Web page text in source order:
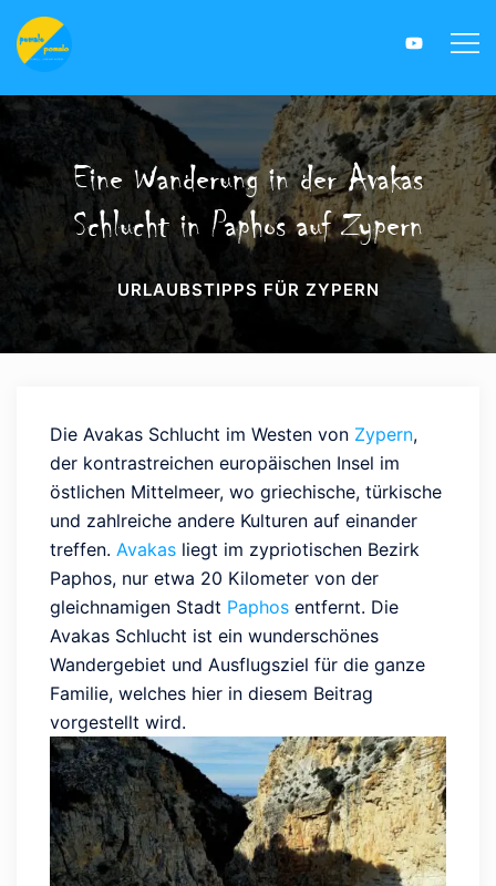
Eine Wanderung in der Avakas
Schlucht in Paphos auf Zypern
URLAUBSTIPPS FÜR ZYPERN
Die Avakas Schlucht im Westen von Zypern,
der kontrastreichen europäischen Insel im
östlichen Mittelmeer, wo griechische, türkische
und zahlreiche andere Kulturen auf einander
treffen. Avakas liegt im zypriotischen Bezirk
Paphos, nur etwa 20 Kilometer von der
gleichnamigen Stadt Paphos entfernt. Die
Avakas Schlucht ist ein wunderschönes
Wandergebiet und Ausflugsziel für die ganze
Familie, welches hier in diesem Beitrag
vorgestellt wird.